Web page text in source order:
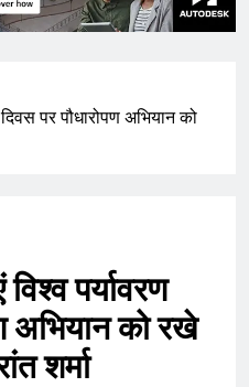
पर पौधारोपण अभियान को
पर्यावरण
अभियान को रखे
शर्मा